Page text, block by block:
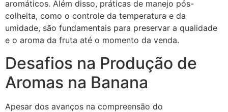
aromáticos. Além disso, práticas de manejo pós-
colheita, como o controle da temperatura e da
umidade, são fundamentais para preservar a qualidade
e o aroma da fruta até o momento da venda.
Desafios na Produção de
Aromas na Banana
Apesar dos avanços na compreensão do